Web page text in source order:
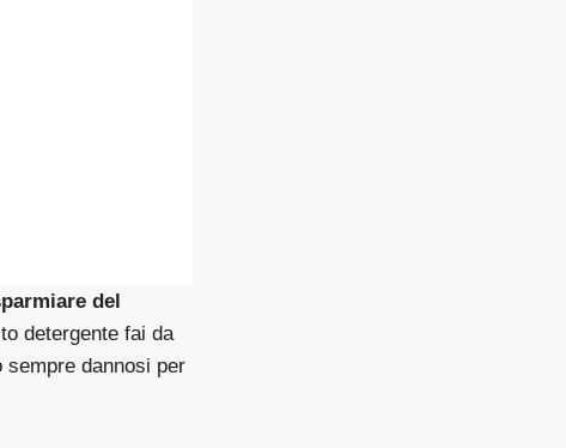
del
detergente fai da
sempre dannosi per